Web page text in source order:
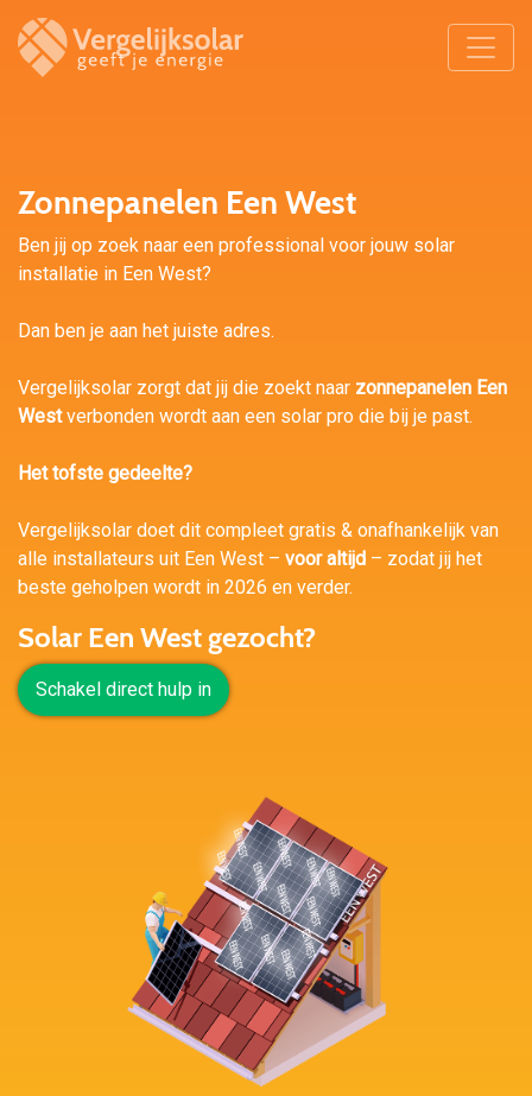
Zonnepanelen Een West
Ben jij op zoek naar een professional voor jouw solar
installatie in Een West?
Dan ben je aan het juiste adres.
Vergelijksolar zorgt dat jij die zoekt naar zonnepanelen Een
Westverbonden wordt aan een solar pro die bij je past.
Het tofste gedeelte?
Vergelijksolar doet dit compleet gratis & onafhankelijk van
alle installateurs uit Een West – voor altijd – zodat jij het
beste geholpen wordt in 2026 en verder.
Solar Een West gezocht?
Schakel direct hulp in